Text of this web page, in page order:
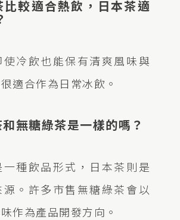
較適合熱飲，日本茶適
使冷飲也能保有清爽風味與
適合作為日常冰飲。
無糖綠茶是一樣的嗎？
種飲品形式，日本茶則是
。許多市售無糖綠茶會以
作為產品開發方向。